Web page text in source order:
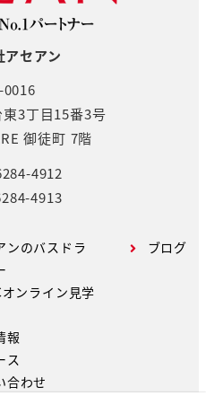
アセアン
0016
3丁目15番3号
御徒町 7階
4912
4913
ンのバスドラ
ンライン見学
報
ス
合わせ
ブログ